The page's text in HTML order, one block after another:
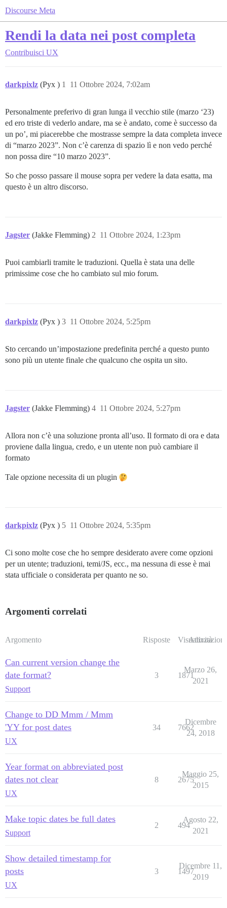
Discourse Meta
Rendi la data nei post completa
Contribuisci UX
darkpixlz (Pyx ) 11 Ottobre 2024, 7:02am
1
Personalmente preferivo di gran lunga il vecchio stile (marzo ‘23)
ed ero triste di vederlo andare, ma se è andato, come è successo da
un po’, mi piacerebbe che mostrasse sempre la data completa invece
di “marzo 2023”. Non c’è carenza di spazio lì e non vedo perché
non possa dire “10 marzo 2023”.
So che posso passare il mouse sopra per vedere la data esatta, ma
questo è un altro discorso.
Jagster (Jakke Flemming) 11 Ottobre 2024, 1:23pm
2
Puoi cambiarli tramite le traduzioni. Quella è stata una delle
primissime cose che ho cambiato sul mio forum.
darkpixlz (Pyx ) 11 Ottobre 2024, 5:25pm
3
Sto cercando un’impostazione predefinita perché a questo punto
sono più un utente finale che qualcuno che ospita un sito.
Jagster (Jakke Flemming) 11 Ottobre 2024, 5:27pm
4
Allora non c’è una soluzione pronta all’uso. Il formato di ora e data
proviene dalla lingua, credo, e un utente non può cambiare il
formato
Tale opzione necessita di un plugin
darkpixlz (Pyx ) 11 Ottobre 2024, 5:35pm
5
Ci sono molte cose che ho sempre desiderato avere come opzioni
per un utente; traduzioni, temi/JS, ecc., ma nessuna di esse è mai
stata ufficiale o considerata per quanto ne so.
Argomenti correlati
Argomento Risposte Visualizzazioni
Attività
Can current version change the
date format?
Support
3 1871
Marzo 26,
2021
Change to DD Mmm / Mmm
'YY for post dates
UX
34 7662
Dicembre
24, 2018
Year format on abbreviated post
dates not clear
UX
8 2675
Maggio 25,
2015
Make topic dates be full dates
Support
2 494
Agosto 22,
2021
Show detailed timestamp for
posts
UX
3 1497
Dicembre 11,
2019